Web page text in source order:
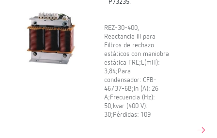
P73235.
REZ-30-400,
Reactancia III para
Filtros de rechazo
estáticos con maniobra
estática FRE;L(mH):
3,84;Para
condensador: CFB-
46/37-6B;In (A): 26
A;Frecuencia (Hz):
50;kvar (400 V):
30;Pérdidas: 109